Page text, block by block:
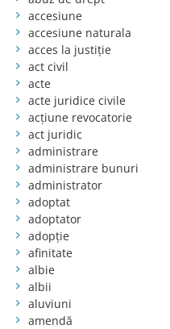
accesiune
accesiune naturala
acces la justiție
act civil
acte
acte juridice civile
acțiune revocatorie
act juridic
administrare
administrare bunuri
administrator
adoptat
adoptator
adopție
afinitate
albie
albii
aluviuni
amendă